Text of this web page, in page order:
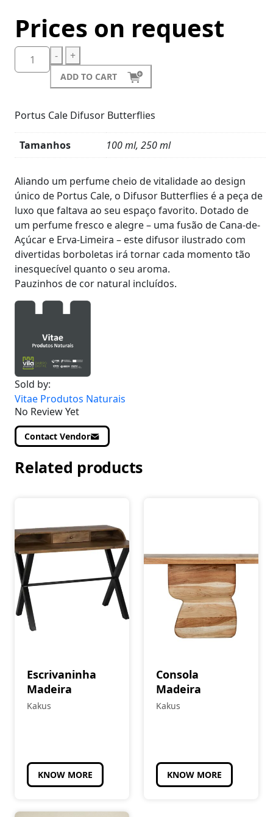
Prices on request
- +
ADD TO CART
Portus Cale Difusor Butterflies
Tamanhos
100 ml, 250 ml
Details
Aliando um perfume cheio de vitalidade ao design
único de Portus Cale, o Difusor Butterflies é a peça de
luxo que faltava ao seu espaço favorito. Dotado de
um perfume fresco e alegre – uma fusão de Cana-de-
Açúcar e Erva-Limeira – este difusor ilustrado com
divertidas borboletas irá tornar cada momento tão
inesquecível quanto o seu aroma.
Pauzinhos de cor natural incluídos.
Sold by:
Vitae Produtos Naturais
No Review Yet
Contact Vendor
Related products
Escrivaninha
Madeira
Kakus
KNOW MORE
Consola
Madeira
Kakus
KNOW MORE